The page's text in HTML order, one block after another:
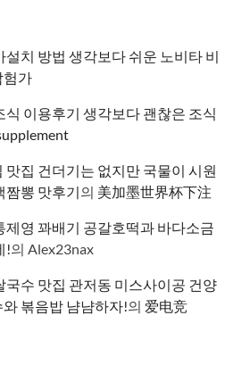
설치 방법 생각보다 쉬운 노비타 비
험가
식 이용후기 생각보다 괜찮은 조식
맛집 건더기는 없지만 국물이 시원
짬뽕 맛후기의 美加墨世界杯下注
제영 꽈배기 공갈호떡과 바다소금
!의 Alex23nax
국수 맛집 관저동 미스사이공 건양
볶음밥 냠냠하자!의 爱电竞